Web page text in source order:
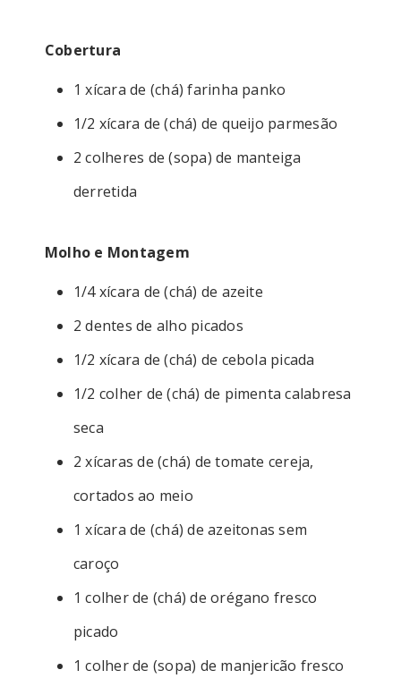
Cobertura
1 xícara de (chá) farinha panko
1/2 xícara de (chá) de queijo parmesão
2 colheres de (sopa) de manteiga
derretida
Molho e Montagem
1/4 xícara de (chá) de azeite
2 dentes de alho picados
1/2 xícara de (chá) de cebola picada
1/2 colher de (chá) de pimenta calabresa
seca
2 xícaras de (chá) de tomate cereja,
cortados ao meio
1 xícara de (chá) de azeitonas sem
caroço
1 colher de (chá) de orégano fresco
picado
1 colher de (sopa) de manjericão fresco